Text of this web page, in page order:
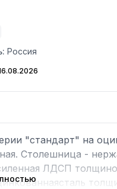
Россия
"стандарт" на
Столешница -
ЛДСП